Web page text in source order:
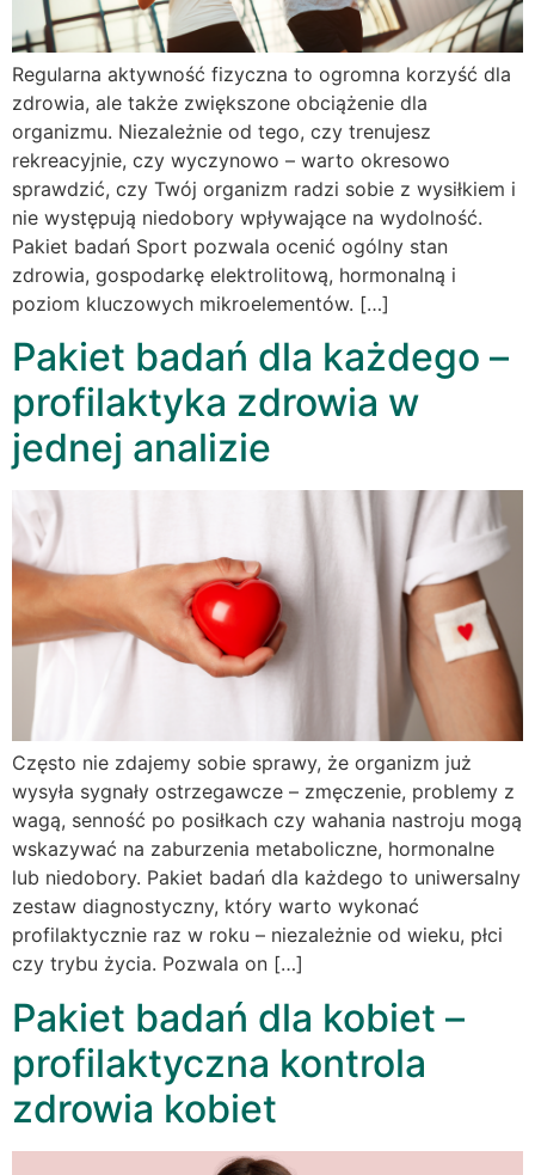
Regularna aktywność fizyczna to ogromna korzyść dla
zdrowia, ale także zwiększone obciążenie dla
organizmu. Niezależnie od tego, czy trenujesz
rekreacyjnie, czy wyczynowo – warto okresowo
sprawdzić, czy Twój organizm radzi sobie z wysiłkiem i
nie występują niedobory wpływające na wydolność.
Pakiet badań Sport pozwala ocenić ogólny stan
zdrowia, gospodarkę elektrolitową, hormonalną i
poziom kluczowych mikroelementów. […]
Pakiet badań dla każdego –
profilaktyka zdrowia w
jednej analizie
Często nie zdajemy sobie sprawy, że organizm już
wysyła sygnały ostrzegawcze – zmęczenie, problemy z
wagą, senność po posiłkach czy wahania nastroju mogą
wskazywać na zaburzenia metaboliczne, hormonalne
lub niedobory. Pakiet badań dla każdego to uniwersalny
zestaw diagnostyczny, który warto wykonać
profilaktycznie raz w roku – niezależnie od wieku, płci
czy trybu życia. Pozwala on […]
Pakiet badań dla kobiet –
profilaktyczna kontrola
zdrowia kobiet